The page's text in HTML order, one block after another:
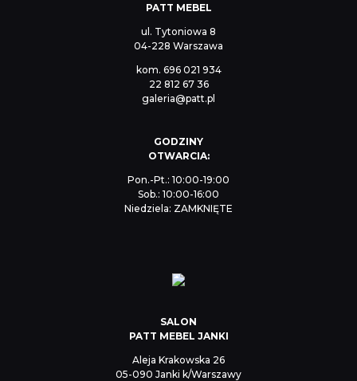
PATT MEBEL
ul. Tytoniowa 8
04-228 Warszawa
kom. 696 021 934
22 812 67 36
galeria@patt.pl
GODZINY
OTWARCIA:
Pon.-Pt.: 10:00-19:00
Sob.: 10:00-16:00
Niedziela: ZAMKNIĘTE
SALON
PATT MEBEL JANKI
Aleja Krakowska 26
05-090 Janki k/Warszawy